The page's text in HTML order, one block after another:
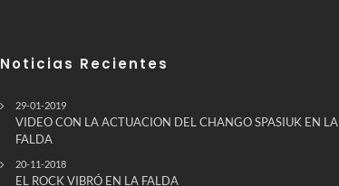
Noticias Recientes
29-01-2019
VIDEO CON LA ACTUACION DEL CHANGO SPASIUK EN LA
FALDA
20-11-2018
EL ROCK VIBRÓ EN LA FALDA